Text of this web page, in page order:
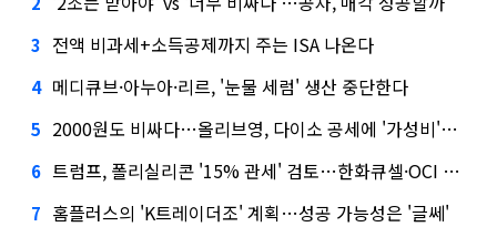
3 전액 비과세+소득공제까지 주는 ISA 나온다
4 메디큐브·아누아·리르, '눈물 세럼' 생산 중단한다
5 2000원도 비싸다…올리브영, 다이소 공세에 '가성비'로 맞불
6 트럼프, 폴리실리콘 '15% 관세' 검토…한화큐셀·OCI 영향은?
7 홈플러스의 'K트레이더조' 계획…성공 가능성은 '글쎄'